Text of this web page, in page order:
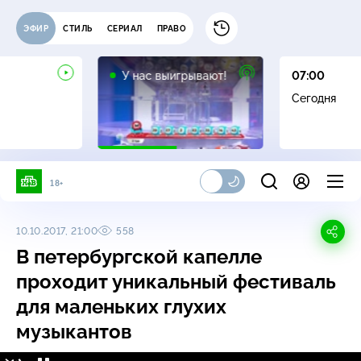
ЭФИР СТИЛЬ СЕРИАЛ ПРАВО
У нас выигрывают!
12+
07:00
Сегодня
18+
10.10.2017, 21:00 558
В петербургской капелле
проходит уникальный фестиваль
для маленьких глухих
музыкантов